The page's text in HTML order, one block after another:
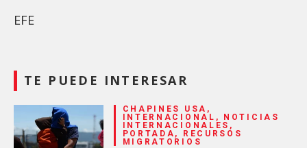
EFE
TE PUEDE INTERESAR
CHAPINES USA,
INTERNACIONAL, NOTICIAS
INTERNACIONALES,
PORTADA, RECURSOS
MIGRATORIOS